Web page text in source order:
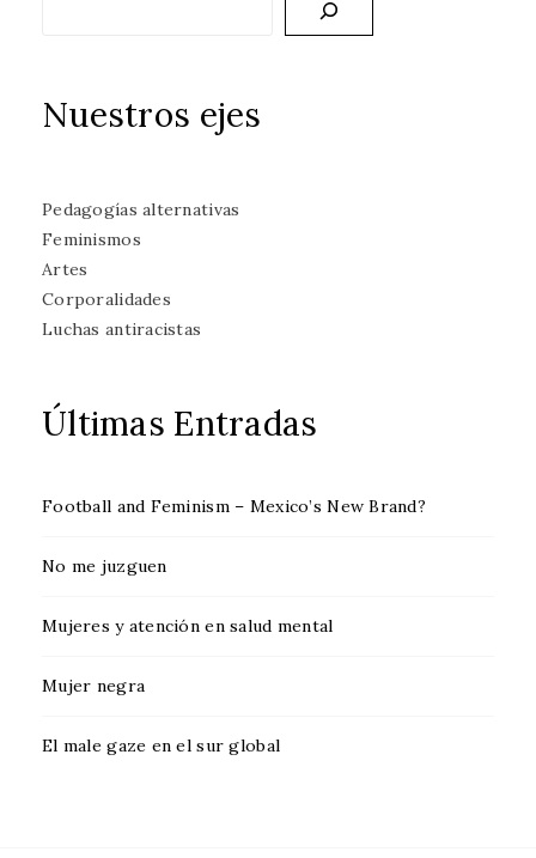
Nuestros ejes
Pedagogías alternativas
Feminismos
Artes
Corporalidades
Luchas antiracistas
Últimas Entradas
Football and Feminism – Mexico’s New Brand?
No me juzguen
Mujeres y atención en salud mental
Mujer negra
El male gaze en el sur global